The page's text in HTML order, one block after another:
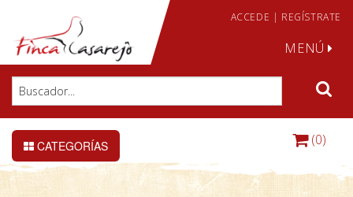
ACCEDE | REGÍSTRATE
MENÚ
CATEGORÍAS (0)